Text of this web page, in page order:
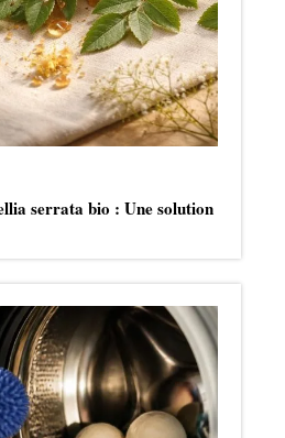
serrata bio : Une solution